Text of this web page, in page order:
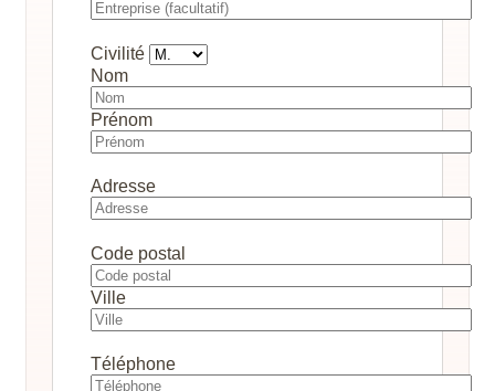
Civilité
Nom
Prénom
Adresse
Code postal
Ville
Téléphone